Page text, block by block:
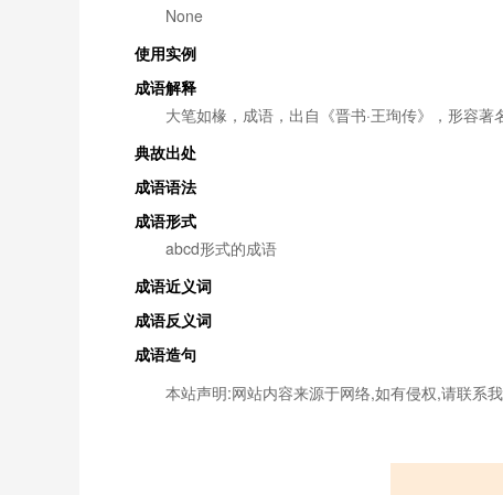
None
使用实例
成语解释
大笔如椽，成语，出自《晋书·王珣传》，形容著
典故出处
成语语法
成语形式
abcd形式的成语
成语近义词
成语反义词
成语造句
本站声明:网站内容来源于网络,如有侵权,请联系